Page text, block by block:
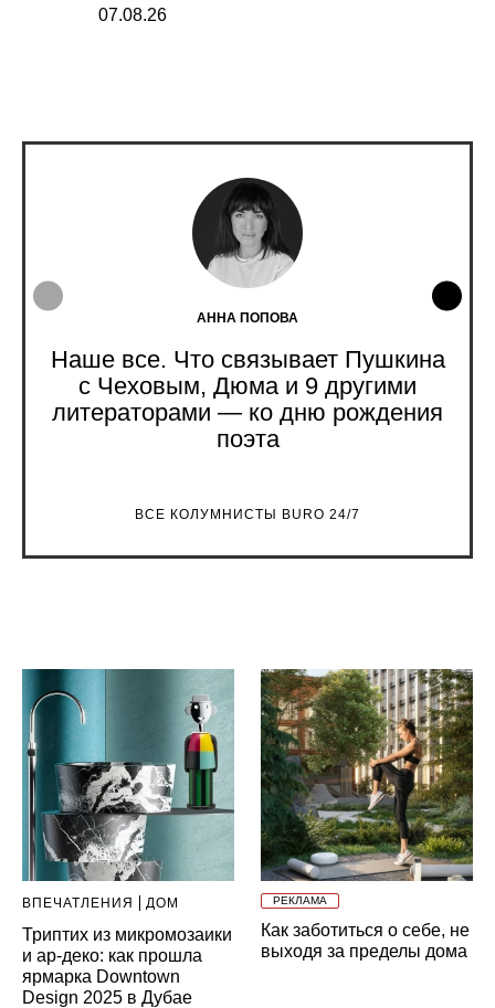
07.08.26
АННА ПОПОВА
Наше все. Что связывает Пушкина
с Чеховым, Дюма и 9 другими
литераторами — ко дню рождения
поэта
ВСЕ КОЛУМНИСТЫ BURO 24/7
ВПЕЧАТЛЕНИЯ ДОМ
Триптих из микромозаики
и ар-деко: как прошла
ярмарка Downtown
Design 2025 в Дубае
РЕКЛАМА
Как заботиться о себе, не
выходя за пределы дома